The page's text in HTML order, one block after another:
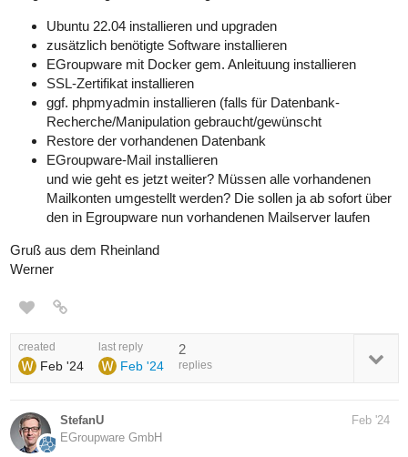
Ubuntu 22.04 installieren und upgraden
zusätzlich benötigte Software installieren
EGroupware mit Docker gem. Anleituung installieren
SSL-Zertifikat installieren
ggf. phpmyadmin installieren (falls für Datenbank-
Recherche/Manipulation gebraucht/gewünscht
Restore der vorhandenen Datenbank
EGroupware-Mail installieren
und wie geht es jetzt weiter? Müssen alle vorhandenen
Mailkonten umgestellt werden? Die sollen ja ab sofort über
den in Egroupware nun vorhandenen Mailserver laufen
Gruß aus dem Rheinland
Werner
created
Feb '24
last reply
Feb '24
2
replies
StefanU
EGroupware GmbH
Feb '24